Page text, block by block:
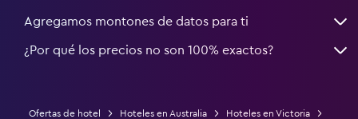
Agregamos montones de datos para ti
¿Por qué los precios no son 100% exactos?
Ofertas de hotel Hoteles en Australia
Hoteles en Victoria